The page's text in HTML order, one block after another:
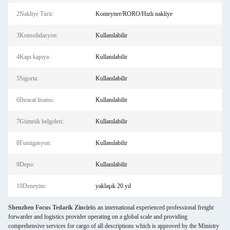
2Nakliye Türü: Konteyner/RORO/Hızlı nakliye
3Konsolidasyon: Kullanılabilir
4Kapı kapıya: Kullanılabilir
5Sigorta: Kullanılabilir
6İhracat lisansı: Kullanılabilir
7Gümrük belgeleri: Kullanılabilir
8Fumigasyon: Kullanılabilir
9Depo: Kullanılabilir
10Deneyim: yaklaşık 20 yıl
Shenzhen Focus Tedarik Zinciriis an international experienced professional freight
forwarder and logistics provider operating on a global scale and providing
comprehensive services for cargo of all descriptions which is approved by the Ministry